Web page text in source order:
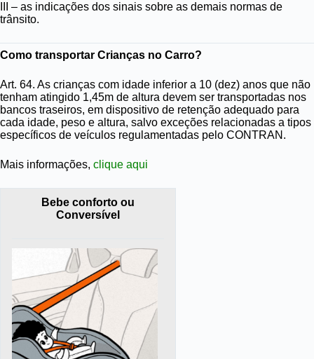
III – as indicações dos sinais sobre as demais normas de
trânsito.
Como transportar Crianças no Carro?
Art. 64. As crianças com idade inferior a 10 (dez) anos que não
tenham atingido 1,45m de altura devem ser transportadas nos
bancos traseiros, em dispositivo de retenção adequado para
cada idade, peso e altura, salvo exceções relacionadas a tipos
específicos de veículos regulamentadas pelo CONTRAN.
Mais informações, clique aqui
Bebe conforto ou
Conversível